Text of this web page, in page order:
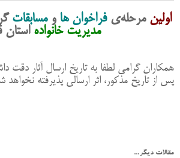
اولین مرحله‌یفراخوان هاومسابقات
مدیریت خانواده استان
همکاران گرامی لطفا به تاریخ ارسال آثار دقت
پس از تاریخ مذکور، اثر ارسالی پذیرفته نخواهد
مقالات دیگر...